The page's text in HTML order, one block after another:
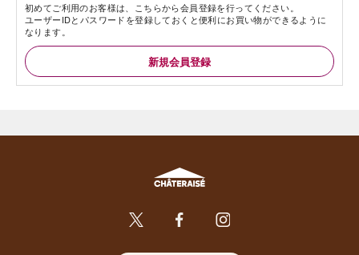
初めてご利用のお客様は、こちらから会員登録を行ってください。
ユーザーIDとパスワードを登録しておくと便利にお買い物ができるように
なります。